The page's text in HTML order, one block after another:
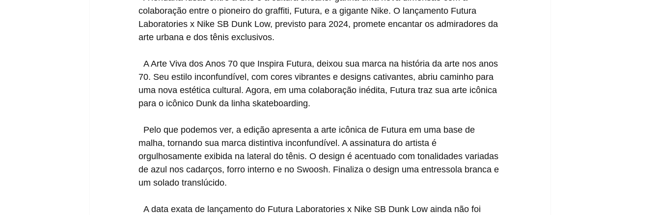
colaboração entre o pioneiro do graffiti, Futura, e a gigante Nike. O lançamento Futura
Laboratories x Nike SB Dunk Low, previsto para 2024, promete encantar os admiradores da
arte urbana e dos tênis exclusivos.
70. Seu estilo inconfundível, com cores vibrantes e designs cativantes, abriu caminho para
uma nova estética cultural. Agora, em uma colaboração inédita, Futura traz sua arte icônica
para o icônico Dunk da linha skateboarding.
Pelo que podemos ver, a edição apresenta a arte icônica de Futura em uma base de
malha, tornando sua marca distintiva inconfundível. A assinatura do artista é
orgulhosamente exibida na lateral do tênis. O design é acentuado com tonalidades variadas
de azul nos cadarços, forro interno e no Swoosh. Finaliza o design uma entressola branca e
um solado translúcido.
A data exata de lançamento do Futura Laboratories x Nike SB Dunk Low ainda não foi